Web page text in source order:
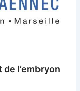
l’embryon